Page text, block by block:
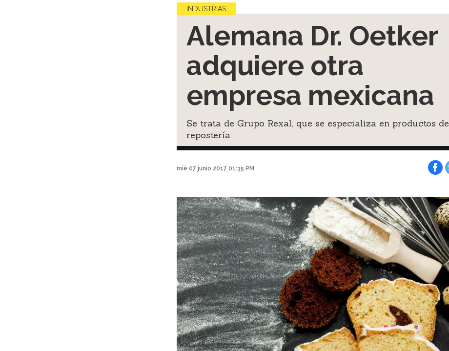
INDUSTRIAS
Alemana Dr. Oetker
adquiere otra
empresa mexicana
Se trata de Grupo Rexal, que se especializa en productos de
repostería.
mié 07 junio 2017 01:35 PM